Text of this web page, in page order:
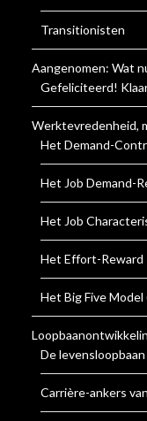
Transitionisten
Aangenomen: Wat
Gefeliciteerd!
Werktevredenheid,
Het Demand-
Het Job Demand-
Het Job
Het Effort-Reward
Het Big Five
De levensloopbaan
Carrière-ankers